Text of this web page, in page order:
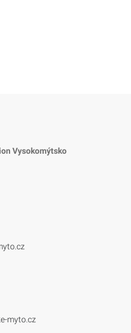
Vysokomýtsko
myto.cz